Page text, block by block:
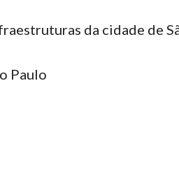
da cidade de
Paulo